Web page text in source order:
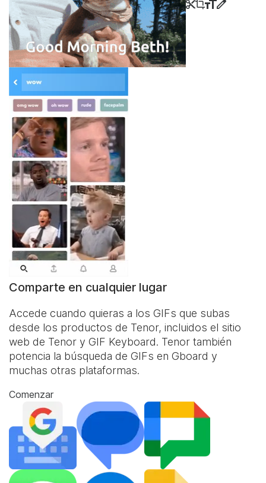
Comparte en cualquier lugar
Accede cuando quieras a los GIFs que subas
desde los productos de Tenor, incluidos el sitio
web de Tenor y GIF Keyboard. Tenor también
potencia la búsqueda de GIFs en Gboard y
muchas otras plataformas.
Comenzar